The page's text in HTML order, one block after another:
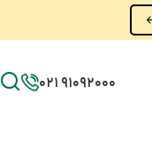
021 91092000